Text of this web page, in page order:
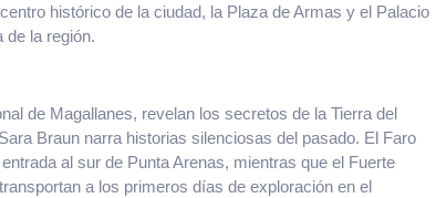
histórico de la ciudad, la Plaza de Armas y el Palacio
de la región.
de Magallanes, revelan los secretos de la Tierra del
Braun narra historias silenciosas del pasado. El Faro
al sur de Punta Arenas, mientras que el Fuerte
a los primeros días de exploración en el